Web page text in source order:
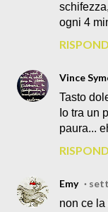
ogni 4
Vince
Tasto
Io tra un
paura...
Emy
non ce